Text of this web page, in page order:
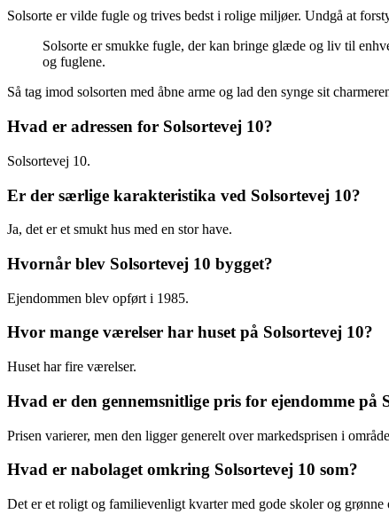
Solsorte er vilde fugle og trives bedst i rolige miljøer. Undgå at
Solsorte er smukke fugle, der kan bringe glæde og liv til
og fuglene.
Så tag imod solsorten med åbne arme og lad den synge sit
Hvad er adressen for Solsortevej 10?
Solsortevej 10.
Er der særlige karakteristika ved Solsortevej 10?
Ja, det er et smukt hus med en stor have.
Hvornår blev Solsortevej 10 bygget?
Ejendommen blev opført i 1985.
Hvor mange værelser har huset på Solsortevej 10?
Huset har fire værelser.
Hvad er den gennemsnitlige pris for ejendomme på
Prisen varierer, men den ligger generelt over markedsprisen i
Hvad er nabolaget omkring Solsortevej 10 som?
Det er et roligt og familievenligt kvarter med gode skoler og grønne